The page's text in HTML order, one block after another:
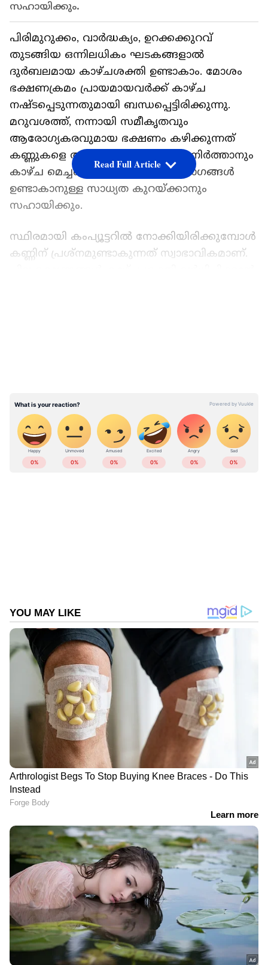
സഹായിക്കും.
പിരിമുറുക്കം, വാർദ്ധക്യം, ഉറക്കക്കുറവ്
തുടങ്ങിയ ഒന്നിലധികം ഘടകങ്ങളാൽ
ദുർബലമായ കാഴ്ചശക്തി ഉണ്ടാകാം. മോശം
ഭക്ഷണക്രമം പ്രായമായവർക്ക് കാഴ്ച
നഷ്ടപ്പെടുന്നതുമായി ബന്ധപ്പെട്ടിരിക്കുന്നു.
മറുവശത്ത്, നന്നായി സമീകൃതവും
ആരോഗ്യകരവുമായ ഭക്ഷണം കഴിക്കുന്നത്
കണ്ണുകളെ ആരോഗ്യകരമായി നിലനിർത്താനും
കാഴ്ച മെച്ചപ്പെടുത്താനും നേത്രരോഗങ്ങൾ
ഉണ്ടാകാനുള്ള സാധ്യത കുറയ്ക്കാനും
സഹായിക്കും.
സ്ഥിരമായി കംപ്യൂട്ടറിൽ നോക്കിയിരിക്കുമ്പോൾ
കണ്ണിന് പ്രശ്‌നമുണ്ടാകുന്നത് സ്വാഭാവികമാണ്.
മത്സ്യം, പ്രത്യേകിച്ച് സാൽമൺ കാഴ്ചയ്ക്ക്
മികച്ചതാണ്. മത്സ്യത്തിൽ ഒമേഗ -3 കൊഴുപ്പ്
അടങ്ങിയിട്ടുണ്ട്. ആരോഗ്യകരമായ
കൊഴുപ്പുകൾ ആരോഗ്യകരമായ കാഴ്ചയ്ക്ക്
കാരണമാകുന്നു. മീൻ കഴിക്കുന്നത്
Read Full Article
ABOUT THE AUTHOR
DOWNLOAD APP
ഏഷ്യാനെറ്റ് ന്യൂസ് മലയാളത്തിലൂടെ
Newsഅറിയൂ.
മികച്ച ജീവിതം നയിക്കാൻ സഹായിക്കുന്ന
ടിപ്സുകളും ലേഖനങ്ങളും — നിങ്ങളുടെ
ദിവസങ്ങളെ കൂടുതൽ മനോഹരമാക്കാൻ
Asianet News Malayalam